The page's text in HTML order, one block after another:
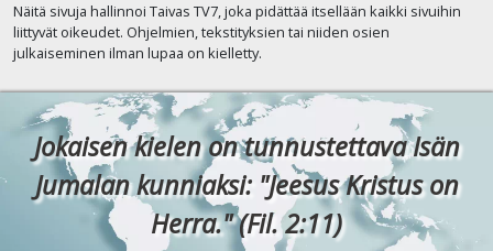
Näitä sivuja hallinnoi Taivas TV7, joka pidättää itsellään kaikki sivuihin
liittyvät oikeudet. Ohjelmien, tekstityksien tai niiden osien
julkaiseminen ilman lupaa on kielletty.
Jokaisen kielen on tunnustettava Isän
Jumalan kunniaksi: "Jeesus Kristus on
Herra." (Fil. 2:11)